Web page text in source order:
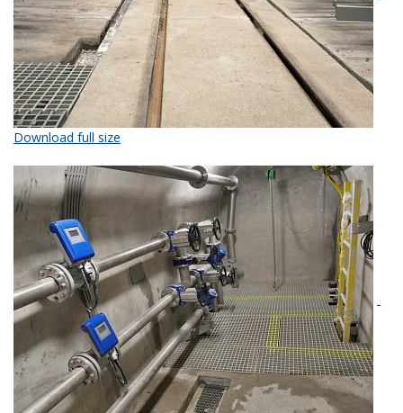
Download full size